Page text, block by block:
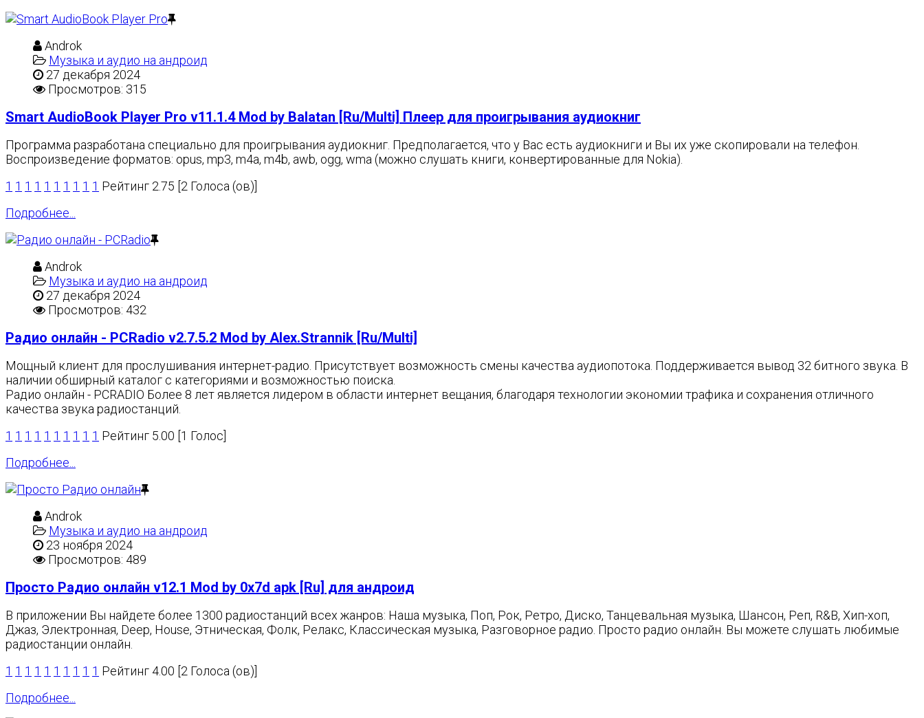
Androk
Музыка и аудио на андроид
27 декабря 2024
Просмотров: 315
Smart AudioBook Player Pro v11.1.4 Mod by Balatan [Ru/Multi] Плеер для проигрывания аудиокниг
Программа разработана специально для проигрывания аудиокниг. Предполагается, что у Вас есть аудиокниги и Вы их уже скопировали на телефон.
Воспроизведение форматов: opus, mp3, m4a, m4b, awb, ogg, wma (можно слушать книги, конвертированные для Nokia).
1 1 1 1 1 1 1 1 1 1 Рейтинг 2.75 [2 Голоса (ов)]
Подробнее...
Androk
Музыка и аудио на андроид
27 декабря 2024
Просмотров: 432
Радио онлайн - PCRadio v2.7.5.2 Mod by Alex.Strannik [Ru/Multi]
Мощный клиент для прослушивания интернет-радио. Присутствует возможность смены качества аудиопотока. Поддерживается вывод 32 битного звука. В
наличии обширный каталог с категориями и возможностью поиска.
Радио онлайн - PCRADIO Более 8 лет является лидером в области интернет вещания, благодаря технологии экономии трафика и сохранения отличного
качества звука радиостанций.
1 1 1 1 1 1 1 1 1 1 Рейтинг 5.00 [1 Голос]
Подробнее...
Androk
Музыка и аудио на андроид
23 ноября 2024
Просмотров: 489
Просто Радио онлайн v12.1 Mod by 0x7d apk [Ru] для андроид
В приложении Вы найдете более 1300 радиостанций всех жанров: Наша музыка, Поп, Рок, Ретро, Диско, Танцевальная музыка, Шансон, Реп, R&B, Хип-хоп,
Джаз, Электронная, Deep, House, Этническая, Фолк, Релакс, Классическая музыка, Разговорное радио. Просто радио онлайн. Вы можете слушать любимые
радиостанции онлайн.
1 1 1 1 1 1 1 1 1 1 Рейтинг 4.00 [2 Голоса (ов)]
Подробнее...